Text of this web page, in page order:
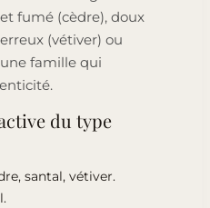
fumé (cèdre), doux
(vétiver) ou
famille qui
du type
santal, vétiver.